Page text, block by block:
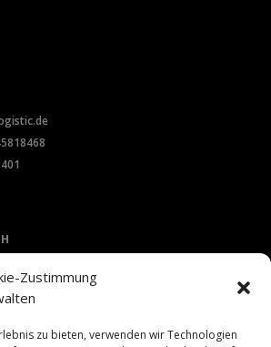
Zustimmung
zu bieten, verwenden wir Technologien